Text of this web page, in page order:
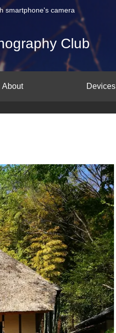
smartphone's camera
Club
About Devices